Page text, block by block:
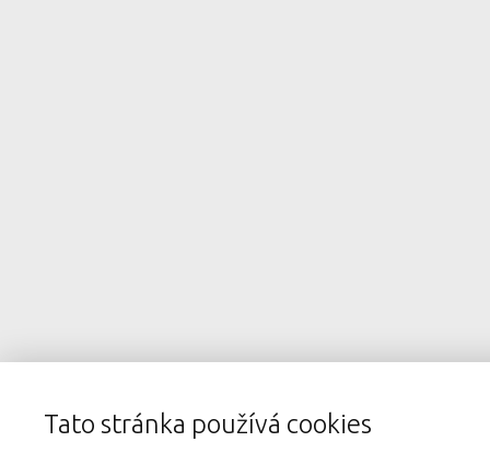
Tato stránka používá cookies